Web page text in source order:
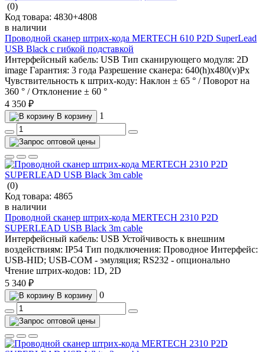
(0)
Код товара: 4830+4808
в наличии
Проводной сканер штрих-кода MERTECH 610 P2D SuperLead
USB Black с гибкой подставкой
Интерфейсный кабель: USB Тип сканирующего модуля: 2D
image Гарантия: 3 года Разрешение сканера: 640(h)х480(v)Px
Чувствительность к штрих-коду: Наклон ± 65 ° / Поворот на
360 ° / Отклонение ± 60 °
4 350 ₽
В корзину 1
(0)
Код товара: 4865
в наличии
Проводной сканер штрих-кода MERTECH 2310 P2D
SUPERLEAD USB Black 3m cable
Интерфейсный кабель: USB Устойчивость к внешним
воздействиям: IP54 Тип подключения: Проводное Интерфейс:
USB-HID; USB-COM - эмуляция; RS232 - опционально
Чтение штрих-кодов: 1D, 2D
5 340 ₽
В корзину 0